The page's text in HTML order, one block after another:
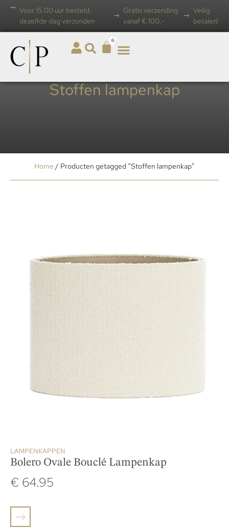
Voor 15.00 uur besteld,
dezelfde dag verzonden
Gratis verzending
vanaf € 100,-
Veilig
betalen!
0
Stoffen lampenkap
Home / Producten getagged “Stoffen lampenkap”
LAMPENKAPPEN
Bolero Ovale Bouclé Lampenkap
€ 64.95